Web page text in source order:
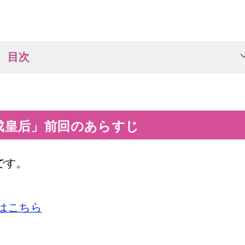
目次
后」前回のあらすじ
。
こちら